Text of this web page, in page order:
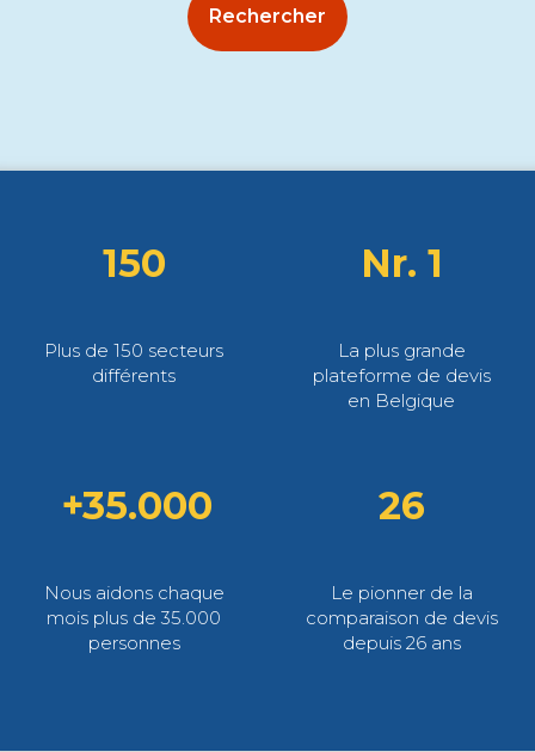
Rechercher
150
Plus de 150 secteurs
différents
Nr. 1
La plus grande
plateforme de devis
en Belgique
+35.000
Nous aidons chaque
mois plus de 35.000
personnes
26
Le pionner de la
comparaison de devis
depuis 26 ans